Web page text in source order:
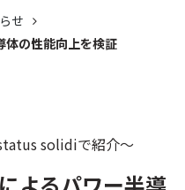
せ
体の性能向上を検証
solidiで紹介～